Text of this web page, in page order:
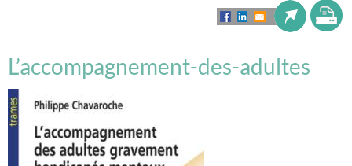
L’accompagnement-des-adultes